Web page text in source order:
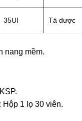
35UI Tá dược
nang mềm.
Hộp 1 lọ 30 viên.